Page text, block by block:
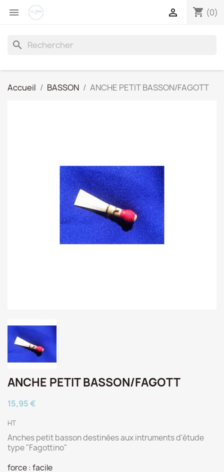
 shopping_cart (0)

search
Accueil BASSON ANCHE PETIT BASSON/FAGOTT
ANCHE PETIT BASSON/FAGOTT
15,95 €
HT
Anches petit basson destinées aux intruments d'étude
type "Fagottino"
force : facile